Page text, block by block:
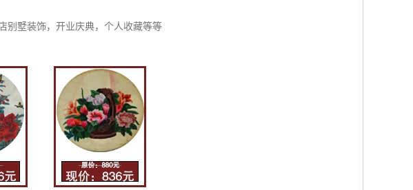
别墅装饰，开业庆典，个人收藏等等